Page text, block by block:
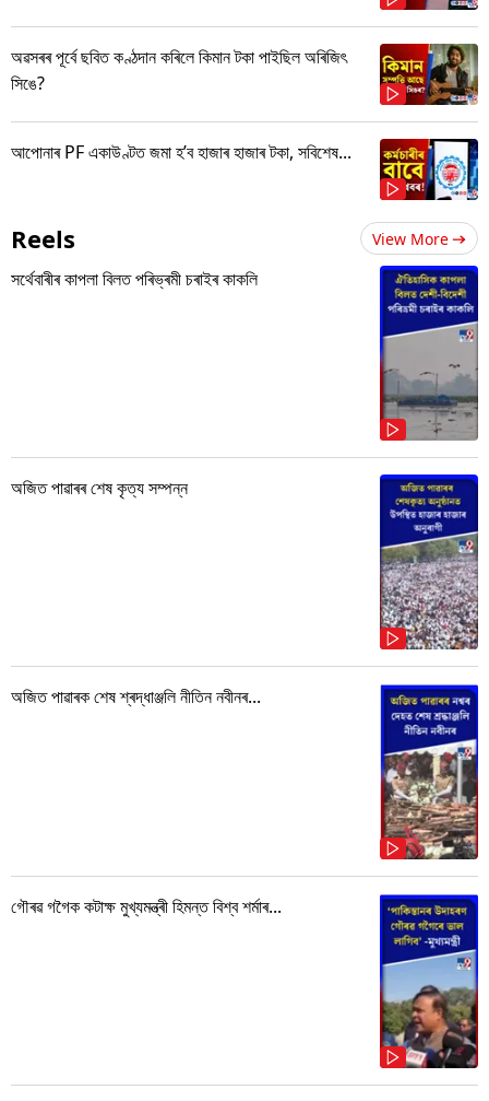
অৱসৰৰ পূৰ্বে ছবিত কণ্ঠদান কৰিলে কিমান টকা পাইছিল অৰিজিৎ
সিঙে?
আপোনাৰ PF একাউণ্টত জমা হ’ব হাজাৰ হাজাৰ টকা, সবিশেষ...
Reels View More
সৰ্থেবাৰীৰ কাপলা বিলত পৰিভ্ৰমী চৰাইৰ কাকলি
অজিত পাৱাৰৰ শেষ কৃত্য সম্পন্ন
অজিত পাৱাৰক শেষ শ্ৰদ্ধাঞ্জলি নীতিন নবীনৰ...
গৌৰৱ গগৈক কটাক্ষ মুখ্যমন্ত্ৰী হিমন্ত বিশ্ব শৰ্মাৰ...